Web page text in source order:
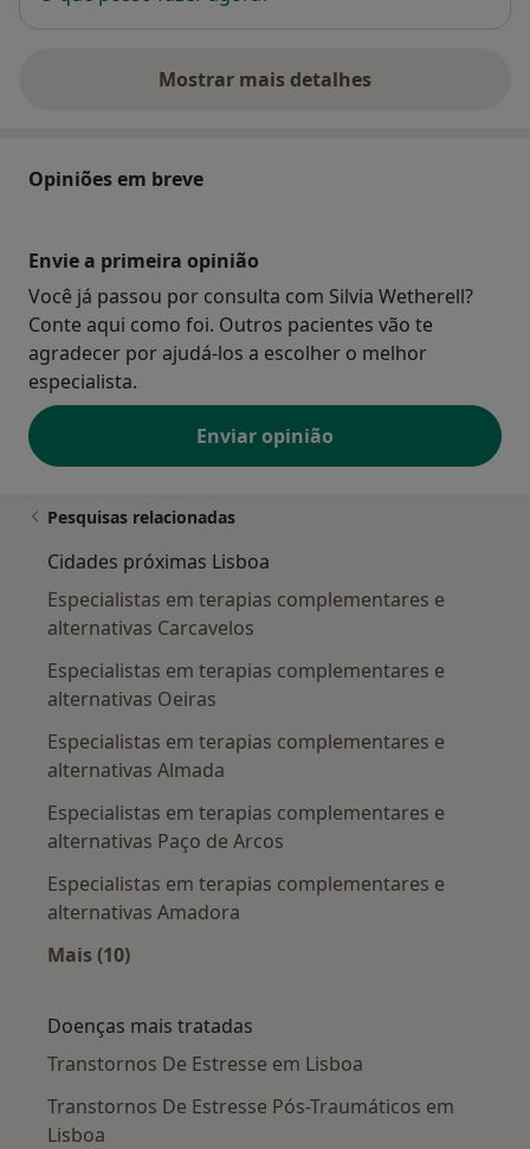
Mostrar mais detalhes
sobre o endereço
Opiniões em breve
Envie a primeira opinião
Você já passou por consulta com Silvia Wetherell?
Conte aqui como foi. Outros pacientes vão te
agradecer por ajudá-los a escolher o melhor
especialista.
Enviar opinião
Pesquisas relacionadas
Cidades próximas Lisboa
Especialistas em terapias complementares e
alternativas Carcavelos
Especialistas em terapias complementares e
alternativas Oeiras
Especialistas em terapias complementares e
alternativas Almada
Especialistas em terapias complementares e
alternativas Paço de Arcos
Especialistas em terapias complementares e
alternativas Amadora
Mais (10)
Doenças mais tratadas
Transtornos De Estresse em Lisboa
Transtornos De Estresse Pós-Traumáticos em
Lisboa